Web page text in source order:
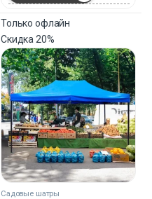
Только офлайн
Скидка 20%
Садовые шатры